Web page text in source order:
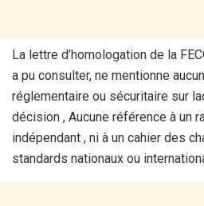
La lettre d’homologation de la
a pu consulter, ne mentionne
réglementaire ou sécuritaire sur
décision , Aucune référence à un
indépendant , ni à un cahier des
standards nationaux ou